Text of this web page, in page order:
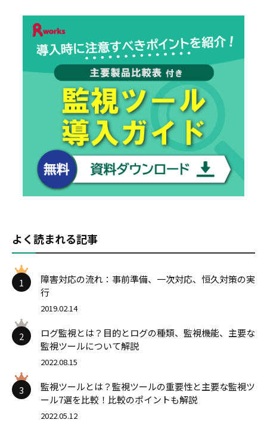
よく読まれる記事
1
障害対応の流れ：事前準備、一次対応、恒久対策の実
行
2019.02.14
2
ログ監視とは？目的とログの種類、監視機能、主要な
監視ツールについて解説
2022.08.15
3
監視ツールとは？監視ツールの重要性と主要な監視ツ
ール7選を比較！比較のポイントも解説
2022.05.12